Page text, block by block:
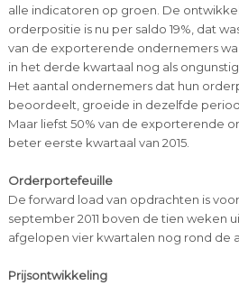
alle indicatoren op groen. De
orderpositie is nu per saldo 19%, dat
van de exporterende ondernemers
in het derde kwartaal nog als ongunstig,
Het aantal ondernemers dat hun
beoordeelt, groeide in dezelfde
Maar liefst 50% van de exporterende
beter eerste kwartaal van 2015.
Orderportefeuille
De forward load van opdrachten is
september 2011 boven de tien weken
afgelopen vier kwartalen nog rond de
Prijsontwikkeling